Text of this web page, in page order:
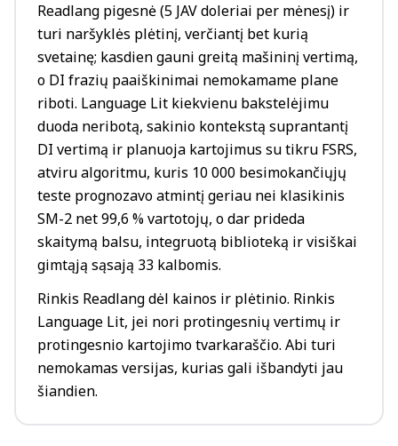
Readlang pigesnė (5 JAV doleriai per mėnesį) ir
turi naršyklės plėtinį, verčiantį bet kurią
svetainę; kasdien gauni greitą mašininį vertimą,
o DI frazių paaiškinimai nemokamame plane
riboti. Language Lit kiekvienu bakstelėjimu
duoda neribotą, sakinio kontekstą suprantantį
DI vertimą ir planuoja kartojimus su tikru FSRS,
atviru algoritmu, kuris 10 000 besimokančiųjų
teste prognozavo atmintį geriau nei klasikinis
SM-2 net 99,6 % vartotojų, o dar prideda
skaitymą balsu, integruotą biblioteką ir visiškai
gimtąją sąsają 33 kalbomis.
Rinkis Readlang dėl kainos ir plėtinio. Rinkis
Language Lit, jei nori protingesnių vertimų ir
protingesnio kartojimo tvarkaraščio. Abi turi
nemokamas versijas, kurias gali išbandyti jau
šiandien.